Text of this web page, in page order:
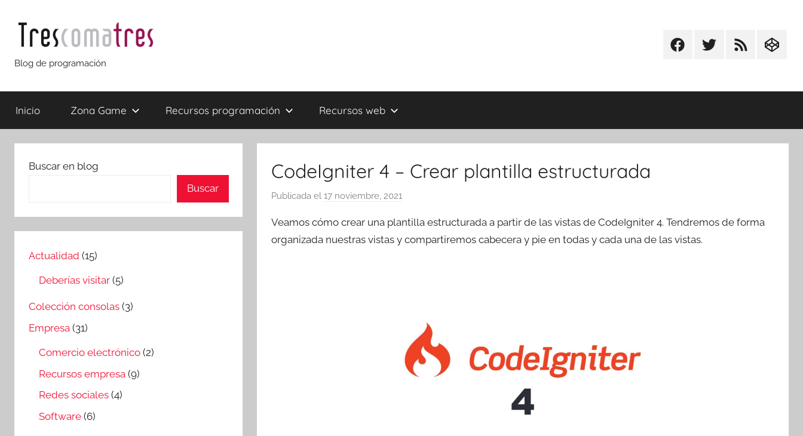
contenido
Trescomatres
Blog de programación
FacebookTwitterRSS
Inicio Zona Game Recursos programación Recursos web
CodeIgniter 4 – Crear plantilla estructurada
Publicada el 17 noviembre, 2021p
r
T
a
t
Veamos cómo crear una plantilla estructurada a partir de las vistas de CodeIgniter 4. Tendremos de forma
organizada nuestras vistas y compartiremos cabecera y pie en todas y cada una de las vistas.
Buscar en blog
Buscar
Actualidad (15)
Deberías visitar (5)
Colección consolas (3)
Empresa (31)
Comercio electrónico (2)
Recursos empresa (9)
Redes sociales (4)
Software (6)